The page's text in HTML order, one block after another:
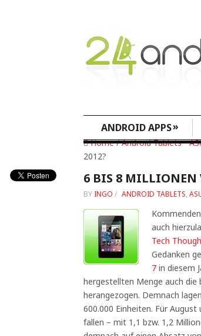
ANDROID APPS»
Home/Android Tablets•
2012?
6 BIS 8 MILLIONEN
BY INGO / ANDROID TABLETS,
auch
Tech
Gedanken
7in diesem
hergestellten Menge auch
herangezogen. Demnach
600.000 Einheiten. Für
fallen – mit 1,1 bzw. 1,2